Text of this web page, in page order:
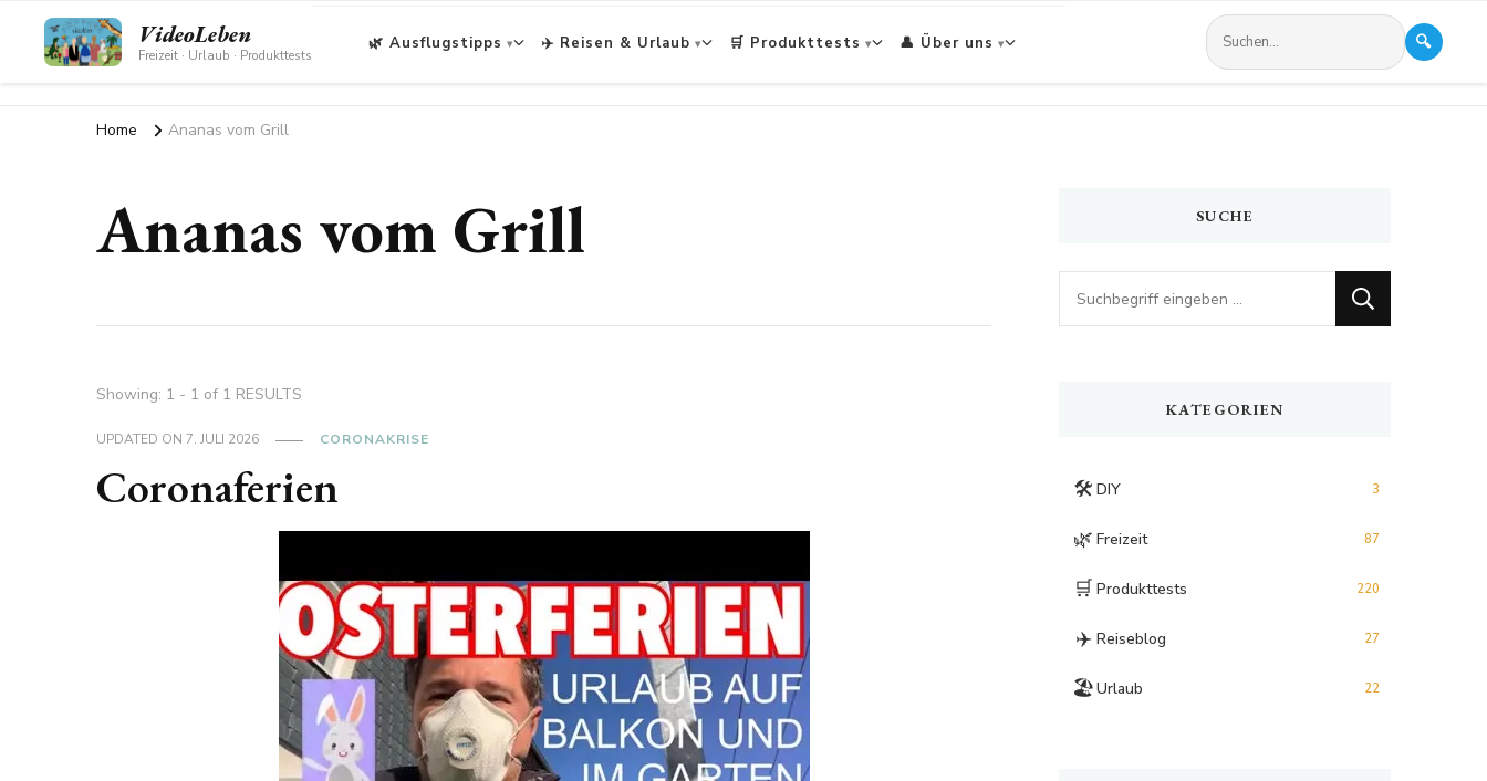
VideoLeben
Freizeit · Urlaub · Produkttests
🌿 Ausflugstipps ✈️ Reisen & Urlaub 🛒 Produkttests 👤 Über uns 🔍
Home Ananas vom Grill
Ananas vom Grill
Showing: 1 - 1 of 1 RESULTS
UPDATED ON7. JULI 2026 CORONAKRISE
Coronaferien
SUCHE
Looking
for
KATEGORIEN
🛠️ DIY 3
🌿 Freizeit 87
🛒 Produkttests 220
✈️ Reiseblog 27
🏖️Urlaub 22